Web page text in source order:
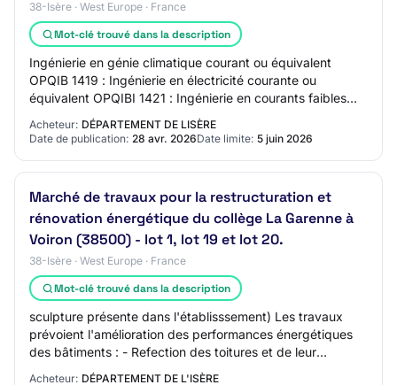
38-Isère · West Europe · France
Mot-clé trouvé dans la description
Ingénierie en génie climatique courant ou équivalent
OPQIB 1419 : Ingénierie en électricité courante ou
équivalent OPQIBI 1421 : Ingénierie en courants faibles
courants ou équivalent OPQIBI 1910 : Ac…
Acheteur: DÉPARTEMENT DE LISÈRE
Date de publication: 28 avr. 2026Date limite: 5 juin 2026
Marché de travaux pour la restructuration et
rénovation énergétique du collège La Garenne à
Voiron (38500) - lot 1, lot 19 et lot 20.
38-Isère · West Europe · France
Mot-clé trouvé dans la description
sculpture présente dans l'établisssement) Les travaux
prévoient l'amélioration des performances énergétiques
des bâtiments : - Refection des toitures et de leur
étanchéité; - Isolation des façades ;…
Acheteur: DÉPARTEMENT DE L'ISÈRE